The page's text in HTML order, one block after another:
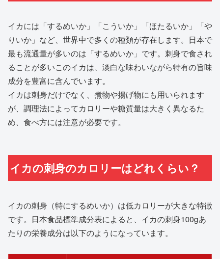
イカには「するめいか」「こういか」「ほたるいか」「や
りいか」など、世界中で多くの種類が存在します。日本で
最も流通量が多いのは「するめいか」です。刺身で食され
ることが多いこのイカは、淡白な味わいながら特有の旨味
成分を豊富に含んでいます。
イカは刺身だけでなく、煮物や揚げ物にも用いられます
が、調理法によってカロリーや糖質量は大きく異なるた
め、食べ方には注意が必要です。
イカの刺身のカロリーはどれくらい？
イカの刺身（特にするめいか）は低カロリーが大きな特徴
です。日本食品標準成分表によると、イカの刺身100gあ
たりの栄養成分は以下のようになっています。